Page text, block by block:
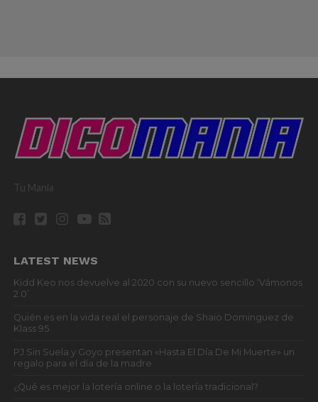
Tu Mania
LATEST NEWS
Kidd Keo nos devuelve al 2020 con su nuevo sencillo ‘Vámonos
2.0’
Quién es en la vida real el personaje de Shaio Dominguez de
Klass 95
PJ Sin Suela y Goyo presentan «Hasta El Día De Mi Muerte» un
regalo para el día de la madre
¿Qué es mejor la lotería online o la lotería tradicional?